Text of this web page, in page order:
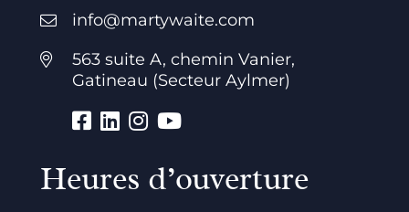
info@martywaite.com
563 suite A, chemin Vanier,
Gatineau (Secteur Aylmer)
Heures d’ouverture